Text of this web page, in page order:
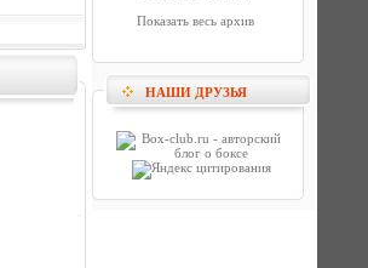
Показать весь архив
НАШИ ДРУЗЬЯ